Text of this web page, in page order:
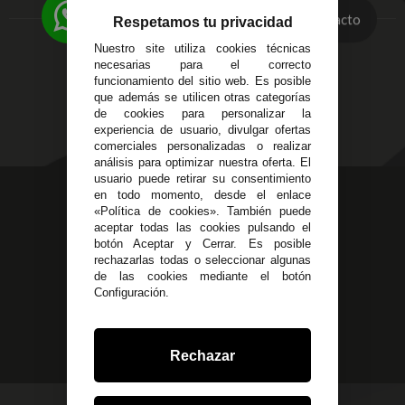
14
Alzira - Valencia
C/ Esplugues, 135
Devoluciones
Política de Privacidad
Pago Seguro
Terminos y
Condiciones Generales
Políticas de Cookies
623 23 31 98
Atendemos Whatsapp
955 44 45 43/955 44 45 44
info@steielectronica.com
Avenida Plaza de Toros,
Local 3 Écija (Sevilla)
Contacto
Respetamos tu privacidad
Nuestro site utiliza cookies técnicas
necesarias para el correcto
funcionamiento del sitio web. Es posible
que además se utilicen otras categorías
de cookies para personalizar la
experiencia de usuario, divulgar ofertas
comerciales personalizadas o realizar
análisis para optimizar nuestra oferta. El
usuario puede retirar su consentimiento
en todo momento, desde el enlace
«Política de cookies». También puede
aceptar todas las cookies pulsando el
botón Aceptar y Cerrar. Es posible
rechazarlas todas o seleccionar algunas
de las cookies mediante el botón
Configuración.
Rechazar